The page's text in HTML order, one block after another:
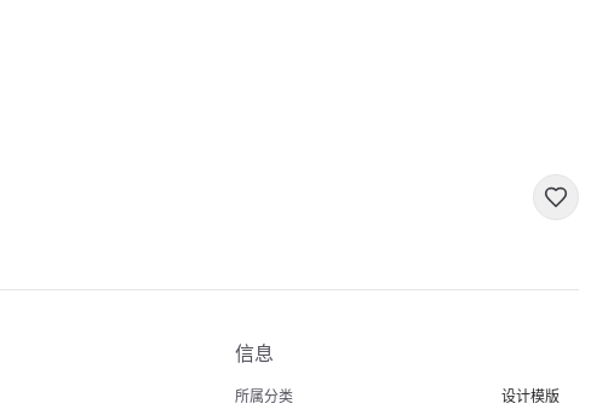
信息
所属分类
设计模版